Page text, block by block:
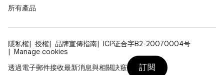
所有產品
隱私權 授權 品牌宣傳指南
ICP证合字B2-20070004号
Manage cookies
透過電子郵件接收最新消息與相關訣竅
訂閱